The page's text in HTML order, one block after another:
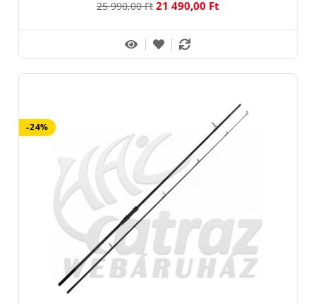
25 990,00 Ft 21 490,00 Ft
-24%